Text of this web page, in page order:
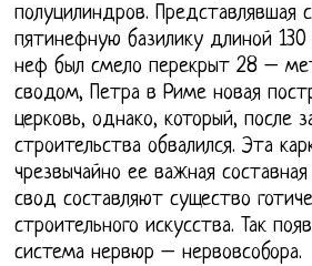
полуцилиндров. Представлявшая
пятинефную базилику длиной
неф был смело перекрыт 28 –
сводом, Петра в Риме новая
церковь, однако, который, после
строительства обвалился. Эта
чрезвычайно ее важная
свод составляют существо
строительного искусства. Так
система нервюр – нервовсобора.